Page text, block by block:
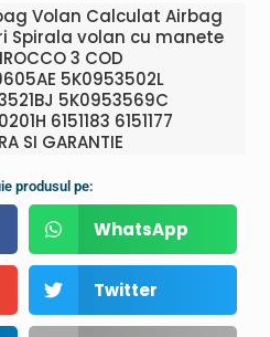
Volan Calculat Airbag
Spirala volan cu manete
3 COD
5K0953502L
5K0953569C
6151183 6151177
SI GARANTIE
produsul pe:
WhatsApp
Twitter